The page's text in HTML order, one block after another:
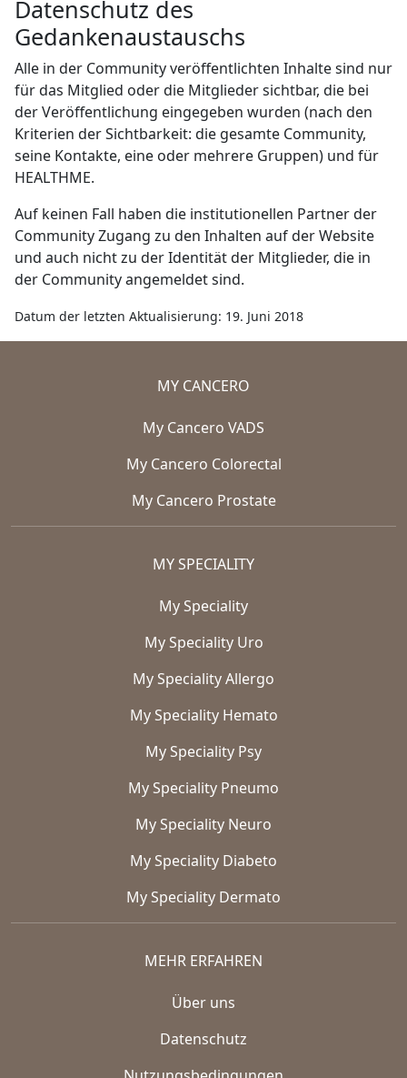
Datenschutz des
Gedankenaustauschs
Alle in der Community veröffentlichten Inhalte sind nur
für das Mitglied oder die Mitglieder sichtbar, die bei
der Veröffentlichung eingegeben wurden (nach den
Kriterien der Sichtbarkeit: die gesamte Community,
seine Kontakte, eine oder mehrere Gruppen) und für
HEALTHME.
Auf keinen Fall haben die institutionellen Partner der
Community Zugang zu den Inhalten auf der Website
und auch nicht zu der Identität der Mitglieder, die in
der Community angemeldet sind.
Datum der letzten Aktualisierung: 19. Juni 2018
MY CANCERO
My Cancero VADS
My Cancero Colorectal
My Cancero Prostate
MY SPECIALITY
My Speciality
My Speciality Uro
My Speciality Allergo
My Speciality Hemato
My Speciality Psy
My Speciality Pneumo
My Speciality Neuro
My Speciality Diabeto
My Speciality Dermato
MEHR ERFAHREN
Über uns
Datenschutz